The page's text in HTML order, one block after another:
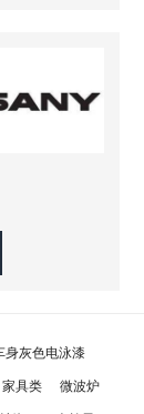
身灰色电泳漆
家具类 微波炉